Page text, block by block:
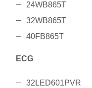
24WB865T
32WB865T
40FB865T
ECG
32LED601PVR